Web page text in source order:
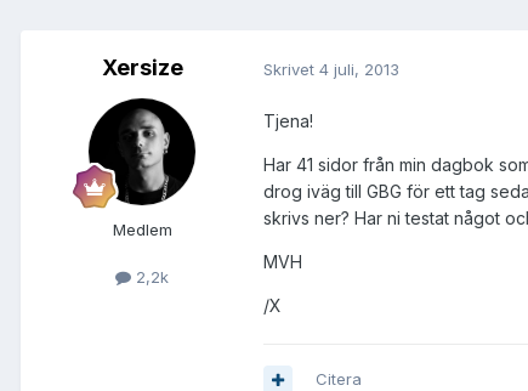
Xersize
Medlem
2,2k
Skrivet 4 juli, 2013
Tjena!
Har 41 sidor från min dagbok
drog iväg till GBG för ett tag
skrivs ner? Har ni testat något
MVH
/X
Citera